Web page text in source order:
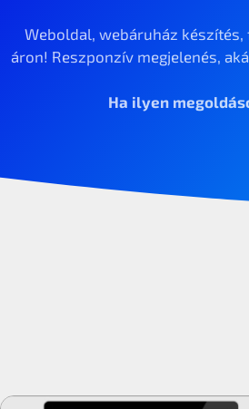
Weboldal, webáruház
áron! Reszponzív megjelenés,
Ha ilyen